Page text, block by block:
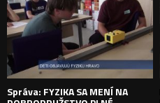
Správa: FYZIKA SA MENÍ NA